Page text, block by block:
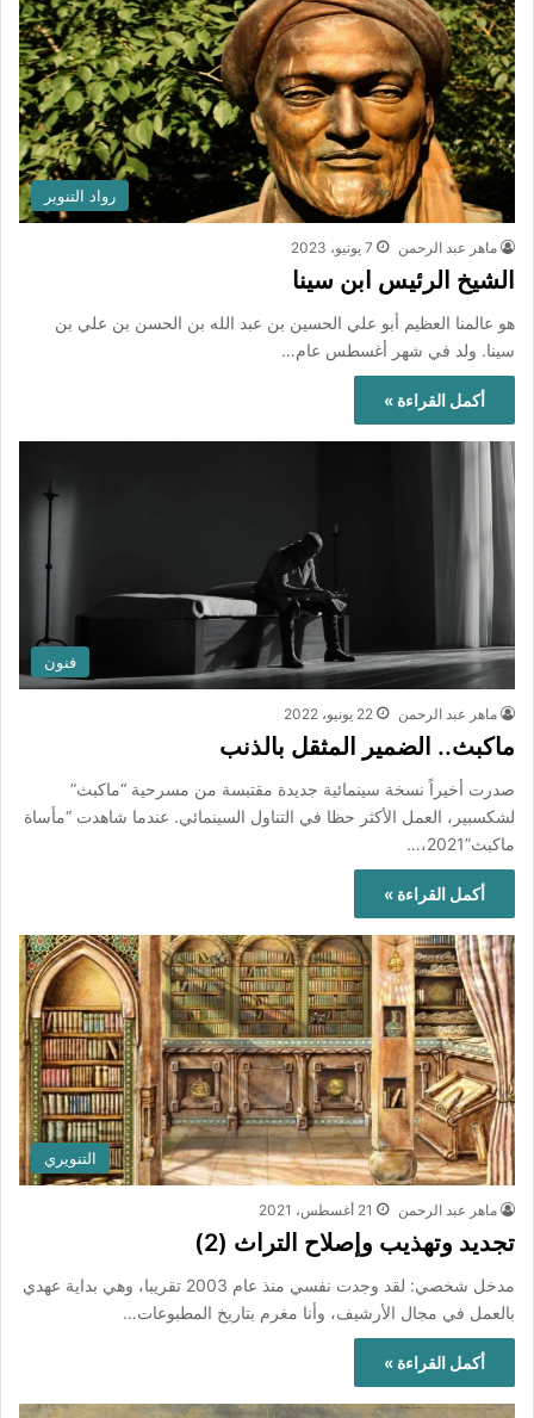
رواد التنوير
ماهر عبد الرحمن 7 يونيو، 2023
الشيخ الرئيس ابن سينا
هو عالمنا العظيم أبو علي الحسين بن عبد الله بن الحسن بن علي بن
سينا. ولد في شهر أغسطس عام…
أكمل القراءة »
فنون
ماهر عبد الرحمن 22 يونيو، 2022
ماكبث.. الضمير المثقل بالذنب
صدرت أخيراً نسخة سينمائية جديدة مقتبسة من مسرحية “ماكبث”
لشكسبير، العمل الأكثر حظا في التناول السينمائي. عندما شاهدت “مأساة
ماكبث”2021،…
أكمل القراءة »
التنويري
ماهر عبد الرحمن 21 أغسطس، 2021
تجديد وتهذيب وإصلاح التراث (2)
مدخل شخصي: لقد وجدت نفسي منذ عام 2003 تقريبا، وهي بداية عهدي
بالعمل في مجال الأرشيف، وأنا مغرم بتاريخ المطبوعات…
أكمل القراءة »